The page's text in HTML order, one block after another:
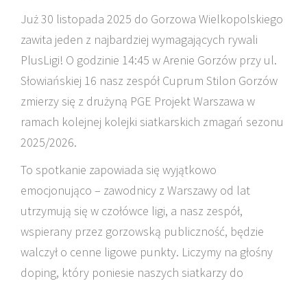
Już 30 listopada 2025 do Gorzowa Wielkopolskiego
zawita jeden z najbardziej wymagających rywali
PlusLigi! O godzinie 14:45 w Arenie Gorzów przy ul.
Słowiańskiej 16 nasz zespół Cuprum Stilon Gorzów
zmierzy się z drużyną PGE Projekt Warszawa w
ramach kolejnej kolejki siatkarskich zmagań sezonu
2025/2026.
To spotkanie zapowiada się wyjątkowo
emocjonująco – zawodnicy z Warszawy od lat
utrzymują się w czołówce ligi, a nasz zespół,
wspierany przez gorzowską publiczność, będzie
walczył o cenne ligowe punkty. Liczymy na głośny
doping, który poniesie naszych siatkarzy do